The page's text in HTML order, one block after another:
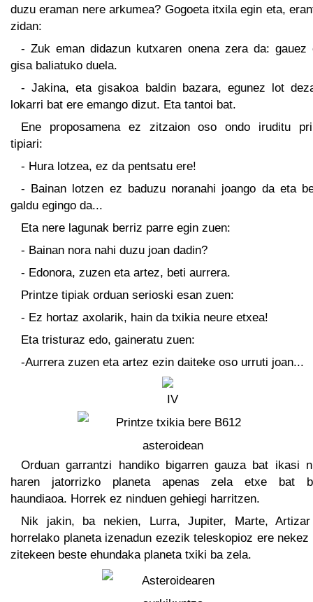
duzu eraman nere arkumea? Gogoeta itxila egin eta,
zidan:
- Zuk eman didazun kutxaren onena zera da: gauez
gisa baliatuko duela.
- Jakina, eta gisakoa baldin bazara, egunez lot
lokarri bat ere emango dizut. Eta tantoi bat.
Ene proposamena ez zitzaion oso ondo iruditu
tipiari:
- Hura lotzea, ez da pentsatu ere!
- Bainan lotzen ez baduzu noranahi joango da eta
galdu egingo da...
Eta nere lagunak berriz parre egin zuen:
- Bainan nora nahi duzu joan dadin?
- Edonora, zuzen eta artez, beti aurrera.
Printze tipiak orduan serioski esan zuen:
- Ez hortaz axolarik, hain da txikia neure etxea!
Eta tristuraz edo, gaineratu zuen:
-Aurrera zuzen eta artez ezin daiteke oso urruti joan...
Orduan garrantzi handiko bigarren gauza bat ikasi
haren jatorrizko planeta apenas zela etxe bat
haundiaoa. Horrek ez ninduen gehiegi harritzen.
Nik jakin, ba nekien, Lurra, Jupiter, Marte,
horrelako planeta izenadun ezezik teleskopioz ere nekez
zitekeen beste ehundaka planeta txiki ba zela.